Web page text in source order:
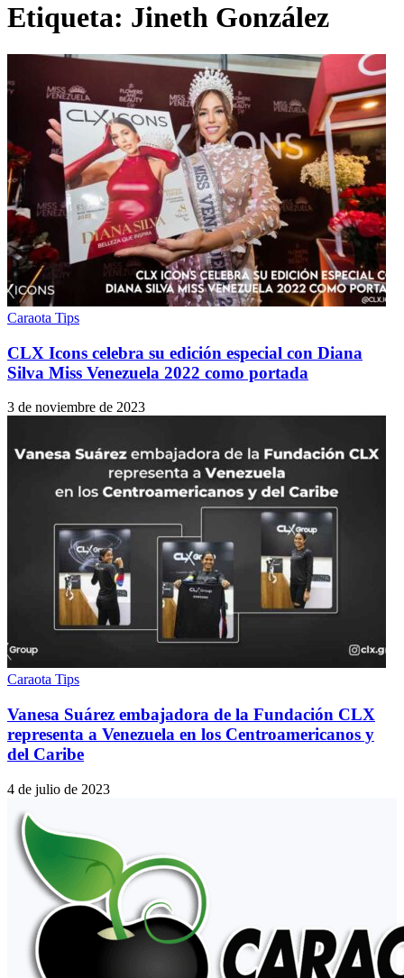
Etiqueta: Jineth González
Caraota Tips
CLX Icons celebra su edición especial con Diana
Silva Miss Venezuela 2022 como portada
3 de noviembre de 2023
Caraota Tips
Vanesa Suárez embajadora de la Fundación CLX
representa a Venezuela en los Centroamericanos y
del Caribe
4 de julio de 2023